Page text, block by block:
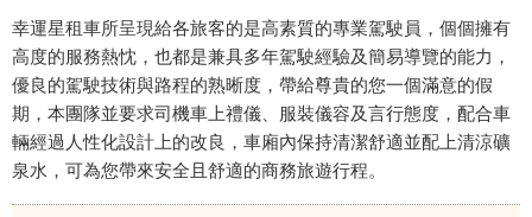
人
座
休
旅
車
彰
化
斯T5
八人
座休
旅車
彰化
幸運星租車所呈現給各旅客的是高素質的專業駕駛員，個個擁有
高度的服務熱忱，也都是兼具多年駕駛經驗及簡易導覽的能力，
優良的駕駛技術與路程的熟晰度，帶給尊貴的您一個滿意的假
期，本團隊並要求司機車上禮儀、服裝儀容及言行態度，配合車
輛經過人性化設計上的改良，車廂內保持清潔舒適並配上清涼礦
泉水，可為您帶來安全且舒適的商務旅遊行程。